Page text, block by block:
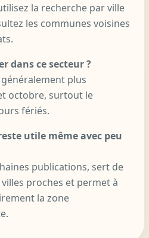
la recherche par ville
les communes voisines
dans ce secteur ?
plus
octobre, surtout le
fériés.
utile même avec peu
publications, sert de
proches et permet à
la zone